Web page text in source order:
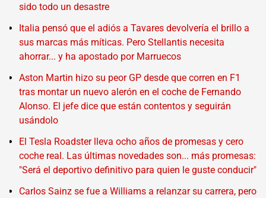
sido todo un desastre
Italia pensó que el adiós a Tavares devolvería el brillo a
sus marcas más míticas. Pero Stellantis necesita
ahorrar... y ha apostado por Marruecos
Aston Martin hizo su peor GP desde que corren en F1
tras montar un nuevo alerón en el coche de Fernando
Alonso. El jefe dice que están contentos y seguirán
usándolo
El Tesla Roadster lleva ocho años de promesas y cero
coche real. Las últimas novedades son... más promesas:
"Será el deportivo definitivo para quien le guste conducir"
Carlos Sainz se fue a Williams a relanzar su carrera, pero